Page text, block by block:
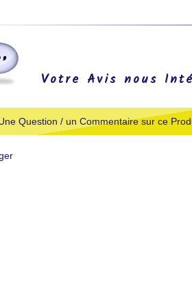
Votre Avis nous
Question / un Commentaire sur ce